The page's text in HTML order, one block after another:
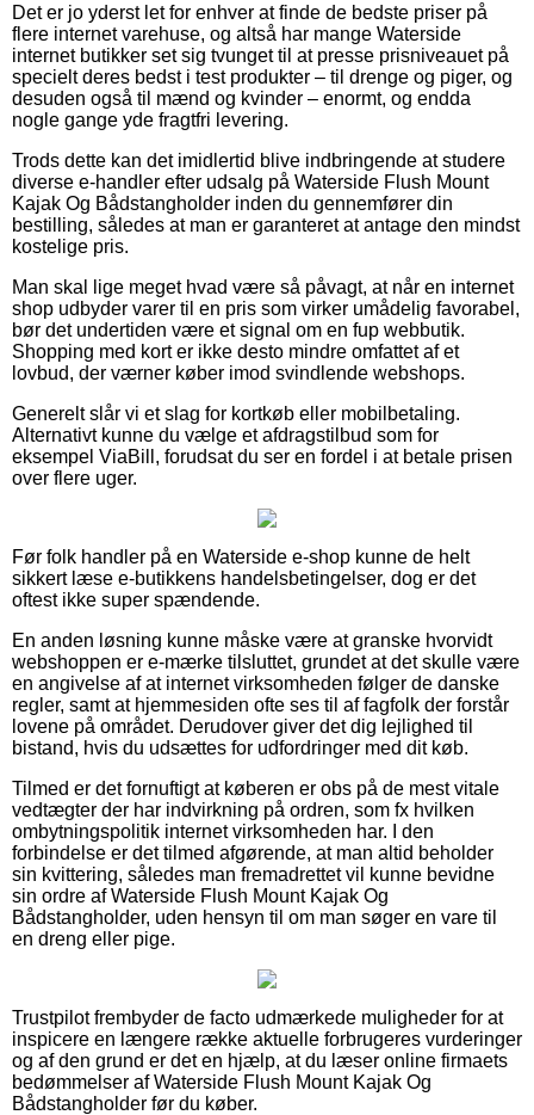
Det er jo yderst let for enhver at finde de bedste priser på
flere internet varehuse, og altså har mange Waterside
internet butikker set sig tvunget til at presse prisniveauet på
specielt deres bedst i test produkter – til drenge og piger, og
desuden også til mænd og kvinder – enormt, og endda
nogle gange yde fragtfri levering.
Trods dette kan det imidlertid blive indbringende at studere
diverse e-handler efter udsalg på Waterside Flush Mount
Kajak Og Bådstangholder inden du gennemfører din
bestilling, således at man er garanteret at antage den mindst
kostelige pris.
Man skal lige meget hvad være så påvagt, at når en internet
shop udbyder varer til en pris som virker umådelig favorabel,
bør det undertiden være et signal om en fup webbutik.
Shopping med kort er ikke desto mindre omfattet af et
lovbud, der værner køber imod svindlende webshops.
Generelt slår vi et slag for kortkøb eller mobilbetaling.
Alternativt kunne du vælge et afdragstilbud som for
eksempel ViaBill, forudsat du ser en fordel i at betale prisen
over flere uger.
Før folk handler på en Waterside e-shop kunne de helt
sikkert læse e-butikkens handelsbetingelser, dog er det
oftest ikke super spændende.
En anden løsning kunne måske være at granske hvorvidt
webshoppen er e-mærke tilsluttet, grundet at det skulle være
en angivelse af at internet virksomheden følger de danske
regler, samt at hjemmesiden ofte ses til af fagfolk der forstår
lovene på området. Derudover giver det dig lejlighed til
bistand, hvis du udsættes for udfordringer med dit køb.
Tilmed er det fornuftigt at køberen er obs på de mest vitale
vedtægter der har indvirkning på ordren, som fx hvilken
ombytningspolitik internet virksomheden har. I den
forbindelse er det tilmed afgørende, at man altid beholder
sin kvittering, således man fremadrettet vil kunne bevidne
sin ordre af Waterside Flush Mount Kajak Og
Bådstangholder, uden hensyn til om man søger en vare til
en dreng eller pige.
Trustpilot frembyder de facto udmærkede muligheder for at
inspicere en længere række aktuelle forbrugeres vurderinger
og af den grund er det en hjælp, at du læser online firmaets
bedømmelser af Waterside Flush Mount Kajak Og
Bådstangholder før du køber.